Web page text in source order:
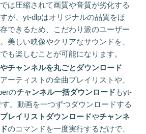
は圧縮されて画質や音質が劣化する
が、yt-dlpはオリジナルの品質をほ
できるため、こだわり派のユーザー
美しい映像やクリアなサウンドを、
も楽しむことが可能になります。
チャンネルを丸ごとダウンロード
ーティストの全曲プレイリストや、
のチャンネル一括ダウンロード もyt-
。動画を一つずつダウンロードする
プレイリストダウンロードやチャンネ
のコマンドを一度実行するだけで、